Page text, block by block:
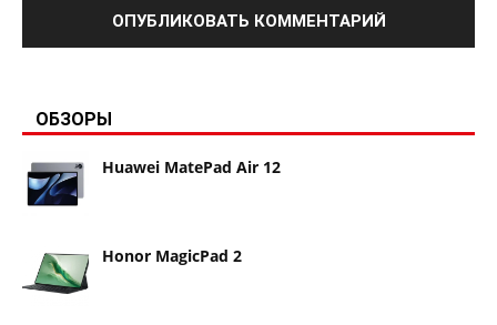
ОБЗОРЫ
Huawei MatePad Air 12
Honor MagicPad 2